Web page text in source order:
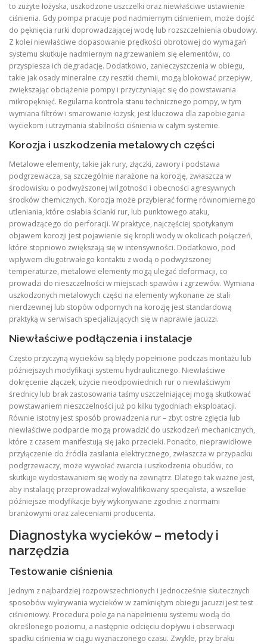
to zużyte łożyska, uszkodzone uszczelki oraz niewłaściwe ustawienie
ciśnienia. Gdy pompa pracuje pod nadmiernym ciśnieniem, może dojść
do pęknięcia rurki doprowadzającej wodę lub rozszczelnienia obudowy.
Z kolei niewłaściwe dopasowanie prędkości obrotowej do wymagań
systemu skutkuje nadmiernym nagrzewaniem się elementów, co
przyspiesza ich degradację. Dodatkowo, zanieczyszczenia w obiegu,
takie jak osady mineralne czy resztki chemii, mogą blokować przepływ,
zwiększając obciążenie pompy i przyczyniając się do powstawania
mikropęknięć. Regularna kontrola stanu technicznego pompy, w tym
wymiana filtrów i smarowanie łożysk, jest kluczowa dla zapobiegania
wyciekom i utrzymania stabilności ciśnienia w całym systemie.
Korozja i uszkodzenia metalowych części
Metalowe elementy, takie jak rury, złączki, zawory i podstawa
podgrzewacza, są szczególnie narażone na korozję, zwłaszcza w
środowisku o podwyższonej wilgotności i obecności agresywnych
środków chemicznych. Korozja może przybierać formę równomiernego
utleniania, które osłabia ścianki rur, lub punktowego ataku,
prowadzącego do perforacji. W praktyce, najczęściej spotykanym
objawem korozji jest pojawienie się kropli wody w okolicach połączeń,
które stopniowo zwiększają się w intensywności. Dodatkowo, pod
wpływem długotrwałego kontaktu z wodą o podwyższonej
temperaturze, metalowe elementy mogą ulegać deformacji, co
prowadzi do nieszczelności w miejscach spawów i zgrzewów. Wymiana
uszkodzonych metalowych części na elementy wykonane ze stali
nierdzewnej lub stopów odpornych na korozję jest standardową
praktyką w serwisach specjalizujących się w naprawie jacuzzi.
Niewłaściwe podłączenia i instalacje
Często przyczyną wycieków są błędy popełnione podczas montażu lub
późniejszych modyfikacji systemu hydraulicznego. Niewłaściwe
dokręcenie złączek, użycie nieodpowiednich rur o niewłaściwym
średnicy lub brak zastosowania taśmy uszczelniającej mogą skutkować
powstawaniem nieszczelności już po kilku tygodniach eksploatacji.
Równie istotny jest sposób prowadzenia rur – zbyt ostre zgięcia lub
niewłaściwe podparcie mogą prowadzić do uszkodzeń mechanicznych,
które z czasem manifestują się jako przecieki. Ponadto, nieprawidłowe
przyłączenie do źródła zasilania elektrycznego, zwłaszcza w przypadku
podgrzewaczy, może wywołać zwarcia i uszkodzenia obudów, co
skutkuje wydostawaniem się wody na zewnątrz. Dlatego tak ważne jest,
aby instalację przeprowadzał wykwalifikowany specjalista, a wszelkie
późniejsze modyfikacje były wykonywane zgodnie z normami
branżowymi oraz zaleceniami producenta.
Diagnostyka wycieków – metody i
narzędzia
Testowanie ciśnienia
Jednym z najbardziej rozpowszechnionych i jednocześnie skutecznych
sposobów wykrywania wycieków w zamkniętym obiegu jacuzzi jest test
ciśnieniowy. Procedura polega na napełnieniu systemu wodą do
określonego poziomu, a następnie odcięciu dopływu i obserwacji
spadku ciśnienia w ciągu wyznaczonego czasu. Zwykle, przy braku